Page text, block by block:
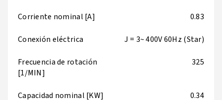
Corriente nominal [A] 0.83
Conexión eléctrica J = 3~ 400V 60Hz (Star)
Frecuencia de rotación
[1/MIN]
325
Capacidad nominal [KW] 0.34